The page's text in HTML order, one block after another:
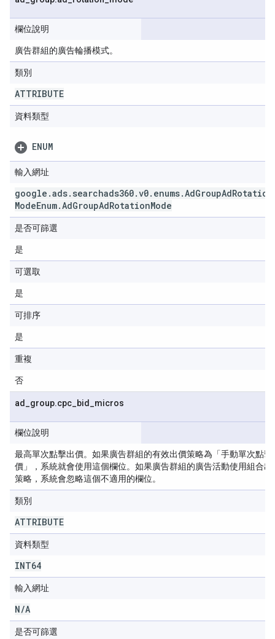
欄位說明
廣告群組的廣告輪播模式。
類別
ATTRIBUTE
資料類型
ENUM
輸入網址
google .ads. searchads360.v0. enums.AdGroupAdRotation
ModeEnum.AdGroupAdRotationMode
是否可篩選
是
可選取
是
可排序
是
重複
否
ad group.cpc bid micros
欄位說明
最高單次點擊出價。如果廣告群組的有效出價策略為「手動單次點擊
價」，系統就會使用這個欄位。如果廣告群組的廣告活動使用組合出
策略，系統會忽略這個不適用的欄位。
類別
ATTRIBUTE
資料類型
INT64
輸入網址
N/A
是否可篩選